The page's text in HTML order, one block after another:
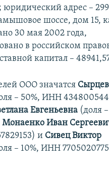
юридический адрес –
шоссе, дом 15,
30 мая 2002 года,
в российском
капитал –
ООО значатся
– 50%, ИНН
Евгеньевна (доля
Монаенко Иван
и Сивец Виктор
– 10%, ИНН